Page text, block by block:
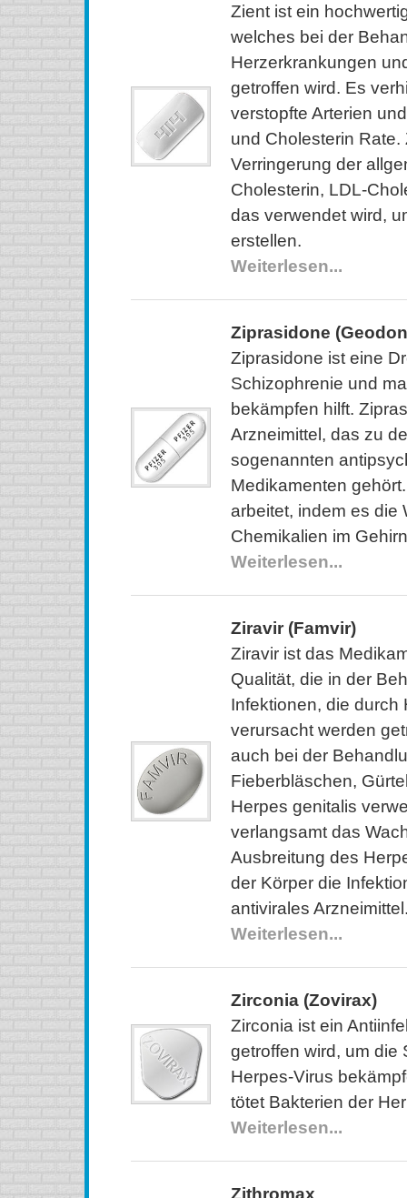
Zient ist ein
welches bei der
Herzerkrankungen
getroffen wird. Es
verstopfte Arterien
und Cholesterin Rate.
Verringerung der
Cholesterin, LDL-
das verwendet wird,
erstellen.
Weiterlesen...
Ziprasidone
Ziprasidone ist eine
Schizophrenie und
bekämpfen hilft.
Arzneimittel, das zu
sogenannten
Medikamenten
arbeitet, indem es die
Chemikalien im
Weiterlesen...
Ziravir (Famvir)
Ziravir ist das
Qualität, die in der
Infektionen, die durch
verursacht werden
auch bei der
Fieberbläschen,
Herpes genitalis
verlangsamt das
Ausbreitung des
der Körper die
antivirales
Weiterlesen...
Zirconia (Zovirax)
Zirconia ist ein
getroffen wird, um die
Herpes-Virus
tötet Bakterien der
Weiterlesen...
Zithromax